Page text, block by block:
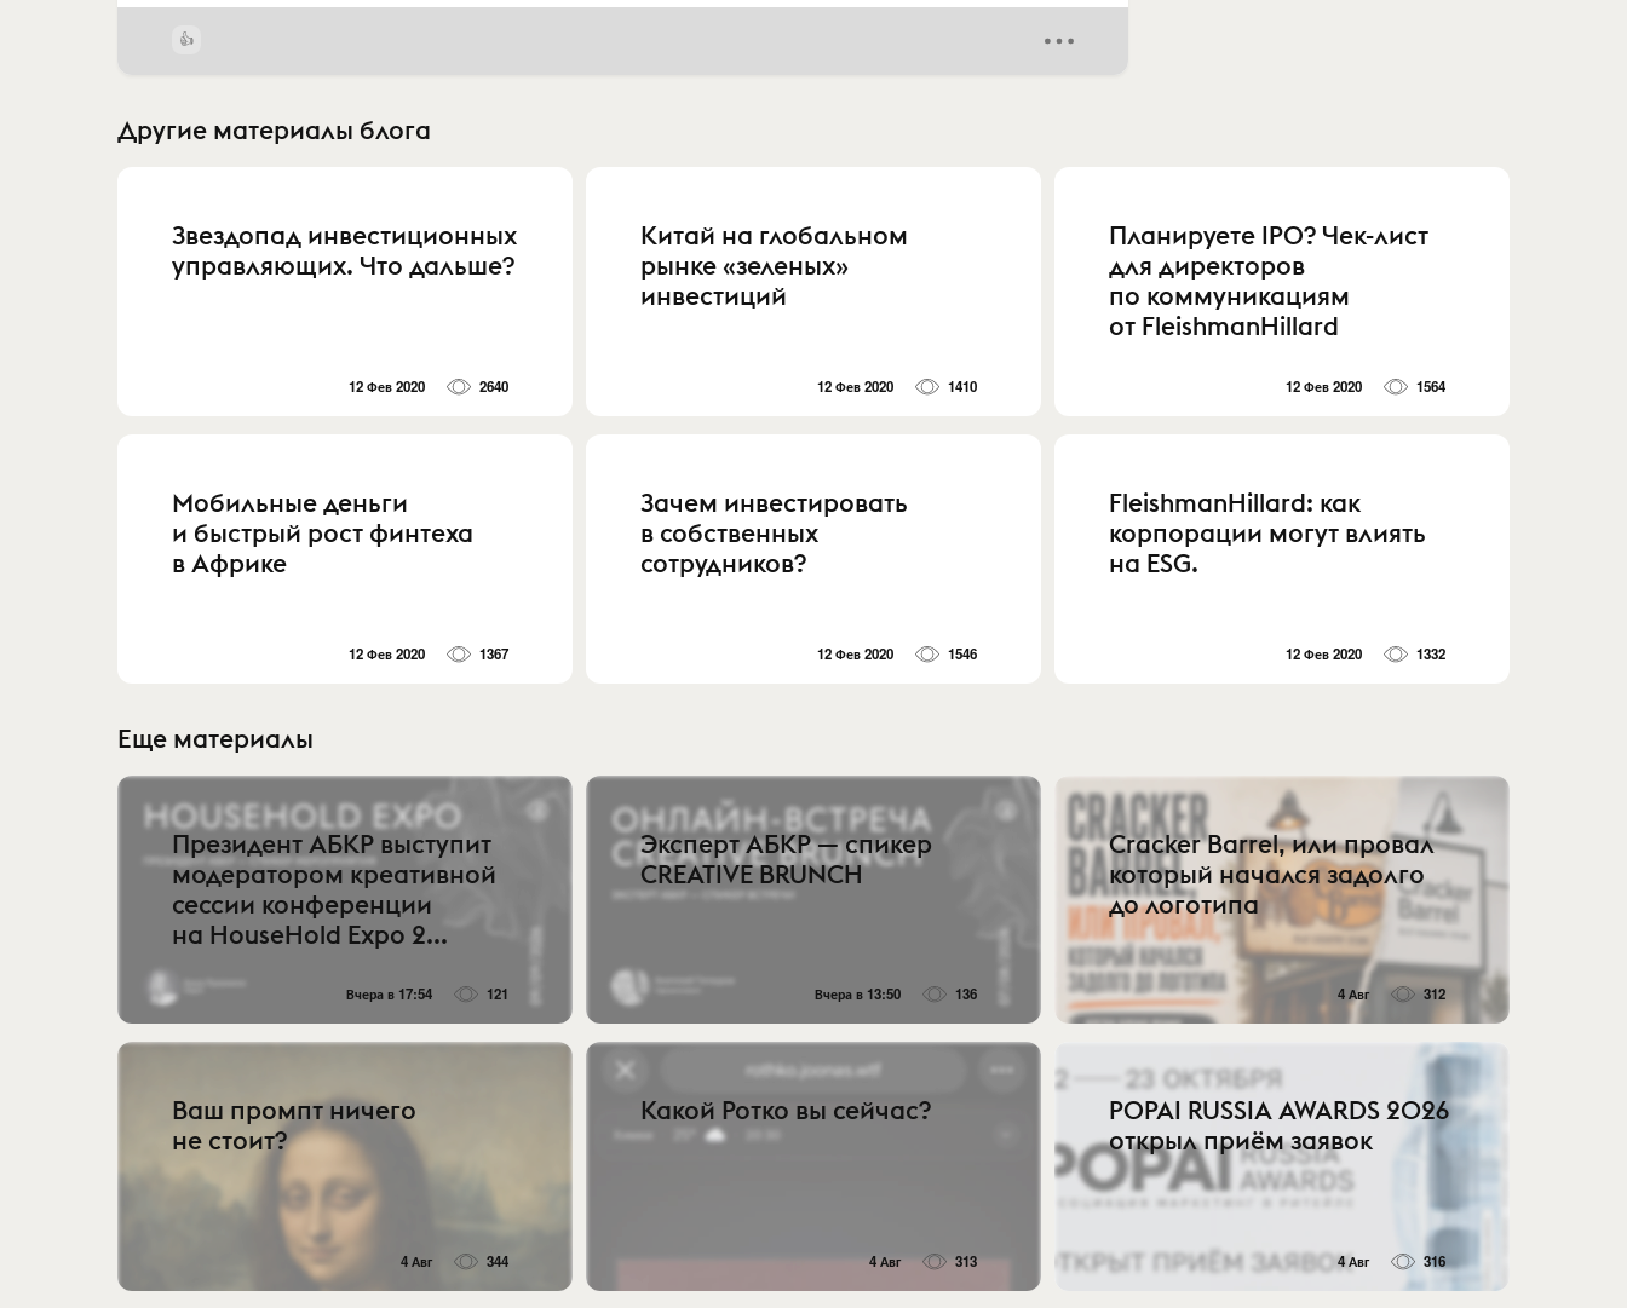
Другие материалы блога
Звездопад инвестиционных
управляющих. Что дальше?
12 Фев 2020 2640
Китай на глобальном
рынке «зеленых»
инвестиций
12 Фев 2020 1410
Планируете IPO? Чек-лист
для директоров
по коммуникациям
от FleishmanHillard
12 Фев 2020 1564
Мобильные деньги
и быстрый рост финтеха
в Африке
12 Фев 2020 1367
Зачем инвестировать
в собственных
сотрудников?
12 Фев 2020 1546
FleishmanHillard: как
корпорации могут влиять
на ESG.
12 Фев 2020 1332
Еще материалы
Президент АБКР выступит
модератором креативной
сессии конференции
на HouseHold Expo 2...
Вчера в 17:54 121
Эксперт АБКР — спикер
CREATIVE BRUNCH
Вчера в 13:50 136
Cracker Barrel, или провал
который начался задолго
до логотипа
4 Авг 312
Ваш промпт ничего
не стоит?
4 Авг 344
Какой Ротко вы сейчас?
4 Авг 313
POPAI RUSSIA AWARDS 2026
открыл приём заявок
4 Авг 316